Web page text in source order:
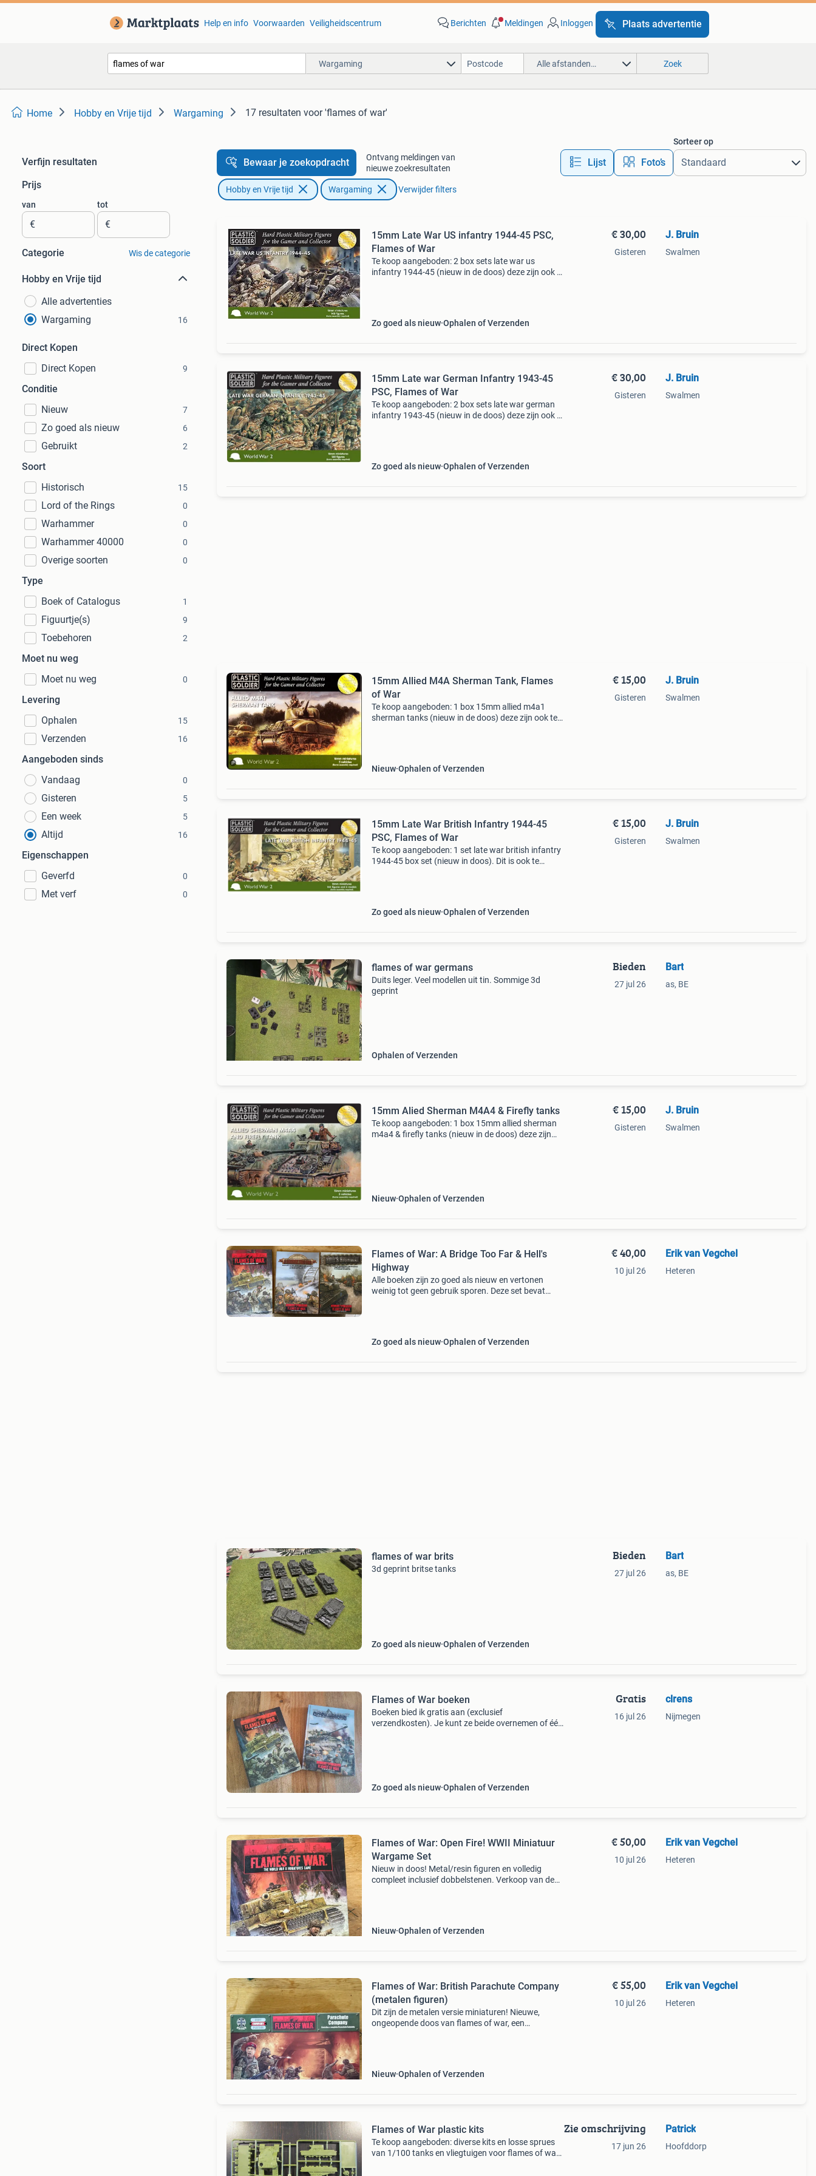
Help en info Voorwaarden Veiligheidscentrum Berichten Meldingen Inloggen Plaats advertentie
Wargaming Alle afstanden… Zoek
Home Hobby en Vrije tijd Wargaming 17 resultaten voor 'flames of war'
Verfijn resultaten
Prijs
van
€
tot
€
Categorie Wis de categorie
Hobby en Vrije tijd
Alle advertenties
Wargaming
16
Direct Kopen
Direct Kopen
9
Conditie
Nieuw
7
Zo goed als nieuw 6
Gebruikt 2
Soort
Historisch
15
Lord of the Rings 0
Warhammer 0
Warhammer 40000 0
Overige soorten 0
Type
Boek of Catalogus
1
Figuurtje(s) 9
Toebehoren 2
Moet nu weg
Moet nu weg
0
Levering
Ophalen
15
Verzenden 16
Aangeboden sinds
Vandaag
0
Gisteren 5
Een week 5
Altijd 16
Eigenschappen
Geverfd
0
Met verf 0
Bewaar je zoekopdracht
Ontvang meldingen van
nieuwe zoekresultaten
Lijst Foto’s
Sorteer op
Hobby en Vrije tijd Wargaming Verwijder filters
15mm Late War US infantry 1944-45 PSC,
Flames of War
Te koop aangeboden: 2 box sets late war us
infantry 1944-45 (nieuw in de doos) deze zijn ook te
Zo goed als nieuw Ophalen of Verzenden
€ 30,00
Gisteren
J. Bruin
Swalmen
15mm Late war German Infantry 1943-45
PSC, Flames of War
Te koop aangeboden: 2 box sets late war german
infantry 1943-45 (nieuw in de doos) deze zijn ook te
Zo goed als nieuw Ophalen of Verzenden
€ 30,00
Gisteren
J. Bruin
Swalmen
15mm Allied M4A Sherman Tank, Flames
of War
Te koop aangeboden: 1 box 15mm allied m4a1
sherman tanks (nieuw in de doos) deze zijn ook te
Nieuw Ophalen of Verzenden
€ 15,00
Gisteren
J. Bruin
Swalmen
15mm Late War British Infantry 1944-45
PSC, Flames of War
Te koop aangeboden: 1 set late war british infantry
1944-45 box set (nieuw in doos). Dit is ook te
Zo goed als nieuw Ophalen of Verzenden
€ 15,00
Gisteren
J. Bruin
Swalmen
flames of war germans
Duits leger. Veel modellen uit tin. Sommige 3d
geprint
Ophalen of Verzenden
Bieden
27 jul 26
Bart
as, BE
15mm Alied Sherman M4A4 & Firefly tanks
Te koop aangeboden: 1 box 15mm allied sherman
m4a4 & firefly tanks (nieuw in de doos) deze zijn
Nieuw Ophalen of Verzenden
€ 15,00
Gisteren
J. Bruin
Swalmen
Flames of War: A Bridge Too Far & Hell's
Highway
Alle boeken zijn zo goed als nieuw en vertonen
weinig tot geen gebruik sporen. Deze set bevat
Zo goed als nieuw Ophalen of Verzenden
€ 40,00
10 jul 26
Erik van Vegchel
Heteren
flames of war brits
3d geprint britse tanks
Zo goed als nieuw Ophalen of Verzenden
Bieden
27 jul 26
Bart
as, BE
Flames of War boeken
Boeken bied ik gratis aan (exclusief
verzendkosten). Je kunt ze beide overnemen of één
Zo goed als nieuw Ophalen of Verzenden
Gratis
16 jul 26
clrens
Nijmegen
Flames of War: Open Fire! WWII Miniatuur
Wargame Set
Nieuw in doos! Metal/resin figuren en volledig
compleet inclusief dobbelstenen. Verkoop van de
Nieuw Ophalen of Verzenden
€ 50,00
10 jul 26
Erik van Vegchel
Heteren
Flames of War: British Parachute Company
(metalen figuren)
Dit zijn de metalen versie miniaturen! Nieuwe,
ongeopende doos van flames of war, een
Nieuw Ophalen of Verzenden
€ 55,00
10 jul 26
Erik van Vegchel
Heteren
Flames of War plastic kits
Te koop aangeboden: diverse kits en losse sprues
van 1/100 tanks en vliegtuigen voor flames of war
Zie omschrijving
17 jun 26
Patrick
Hoofddorp